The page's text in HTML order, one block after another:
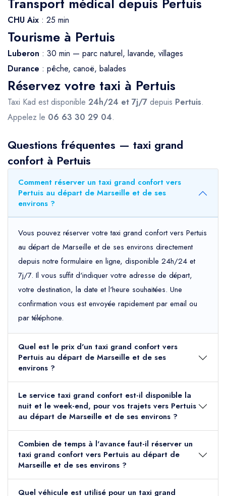
CHU Aix : 25 min
Tourisme à Pertuis
Luberon : 30 min — parc naturel, lavande, villages
Durance : pêche, canoë, balades
Réservez votre taxi à Pertuis
Taxi Kad est disponible 24h/24 et 7j/7 depuis Pertuis.
Appelez le 06 63 30 29 04.
Questions fréquentes — taxi grand
confort à Pertuis
Comment réserver un taxi grand confort vers
Pertuis au départ de Marseille et de ses
environs ?
Vous pouvez réserver votre taxi grand confort vers Pertuis
au départ de Marseille et de ses environs directement
depuis notre formulaire en ligne, disponible 24h/24 et
7j/7. Il vous suffit d'indiquer votre adresse de départ,
votre destination, la date et l'heure souhaitées. Une
confirmation vous est envoyée rapidement par email ou
par téléphone.
Quel est le prix d'un taxi grand confort vers
Pertuis au départ de Marseille et de ses
environs ?
Le service taxi grand confort est-il disponible la
nuit et le week-end, pour vos trajets vers Pertuis
au départ de Marseille et de ses environs ?
Combien de temps à l'avance faut-il réserver un
taxi grand confort vers Pertuis au départ de
Marseille et de ses environs ?
Quel véhicule est utilisé pour un taxi grand